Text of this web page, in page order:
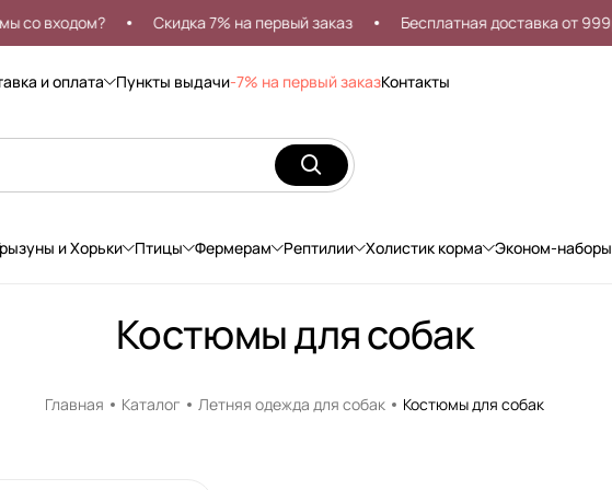
входом? Скидка 7% на первый заказ Бесплатная доставка от 999р
и оплата Пункты выдачи-7% на первый заказКонтакты
и Хорьки Птицы Фермерам Рептилии Холистик корма Эконом-наборы
Костюмы для собак
Главная Каталог Летняя одежда для собак Костюмы для собак